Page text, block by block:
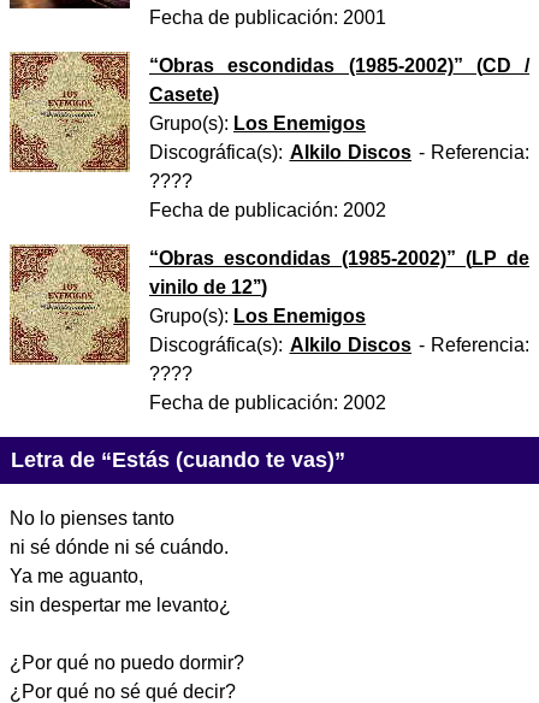
Fecha de publicación: 2001
“Obras escondidas (1985-2002)” (CD /
Casete)
Grupo(s): Los Enemigos
Discográfica(s): Alkilo Discos - Referencia:
????
Fecha de publicación: 2002
“Obras escondidas (1985-2002)” (LP de
vinilo de 12’’)
Grupo(s): Los Enemigos
Discográfica(s): Alkilo Discos - Referencia:
????
Fecha de publicación: 2002
Letra de “Estás (cuando te vas)”
No lo pienses tanto
ni sé dónde ni sé cuándo.
Ya me aguanto,
sin despertar me levanto¿
¿Por qué no puedo dormir?
¿Por qué no sé qué decir?